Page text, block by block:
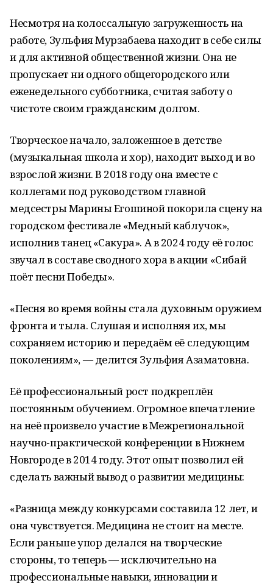
Несмотря на колоссальную загруженность на
работе, Зульфия Мурзабаева находит в себе силы
и для активной общественной жизни. Она не
пропускает ни одного общегородского или
еженедельного субботника, считая заботу о
чистоте своим гражданским долгом.
Творческое начало, заложенное в детстве
(музыкальная школа и хор), находит выход и во
взрослой жизни. В 2018 году она вместе с
коллегами под руководством главной
медсестры Марины Егошиной покорила сцену на
городском фестивале «Медный каблучок»,
исполнив танец «Сакура». А в 2024 году её голос
звучал в составе сводного хора в акции «Сибай
поёт песни Победы».
«Песня во время войны стала духовным оружием
фронта и тыла. Слушая и исполняя их, мы
сохраняем историю и передаём её следующим
поколениям», — делится Зульфия Азаматовна.
Её профессиональный рост подкреплён
постоянным обучением. Огромное впечатление
на неё произвело участие в Межрегиональной
научно-практической конференции в Нижнем
Новгороде в 2014 году. Этот опыт позволил ей
сделать важный вывод о развитии медицины:
«Разница между конкурсами составила 12 лет, и
она чувствуется. Медицина не стоит на месте.
Если раньше упор делался на творческие
стороны, то теперь — исключительно на
профессиональные навыки, инновации и